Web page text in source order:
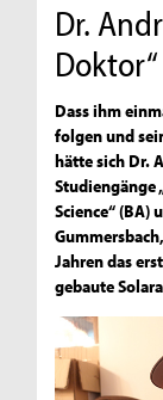
Dr.
Dass ihm
folgen und
hätte sich Dr.
Studiengänge
Science“ (BA)
Jahren das
gebaute